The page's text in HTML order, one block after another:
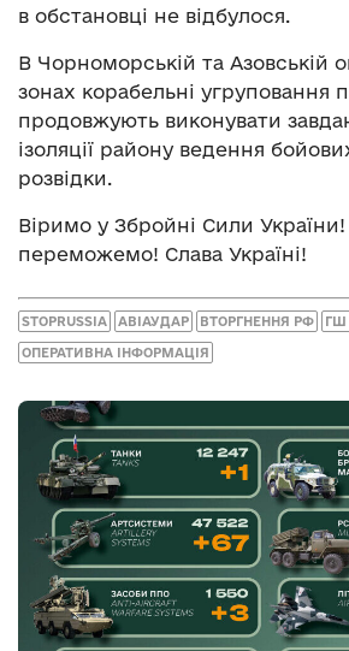
в обстановці не відбулося.
В Чорноморській та Азовській
зонах корабельні угруповання
продовжують виконувати
ізоляції району ведення
розвідки.
Віримо у Збройні Сили
переможемо! Слава Україні!
STOPRUSSIA АВІАУДАР ВТОРГНЕННЯ РФ ГШ
ОПЕРАТИВНА ІНФОРМАЦІЯ